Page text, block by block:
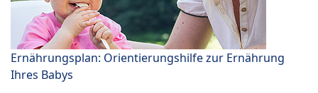
Ernährungsplan: Orientierungshilfe zur Ernährung
Ihres Babys